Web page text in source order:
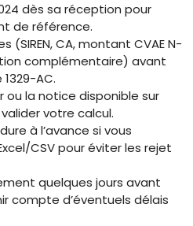
dès sa réception pour
de référence.
(SIREN, CA, montant CVAE N-
complémentaire) avant
AC.
ou la notice disponible sur
votre calcul.
à l’avance si vous
CSV pour éviter les rejet
quelques jours avant
compte d’éventuels délais